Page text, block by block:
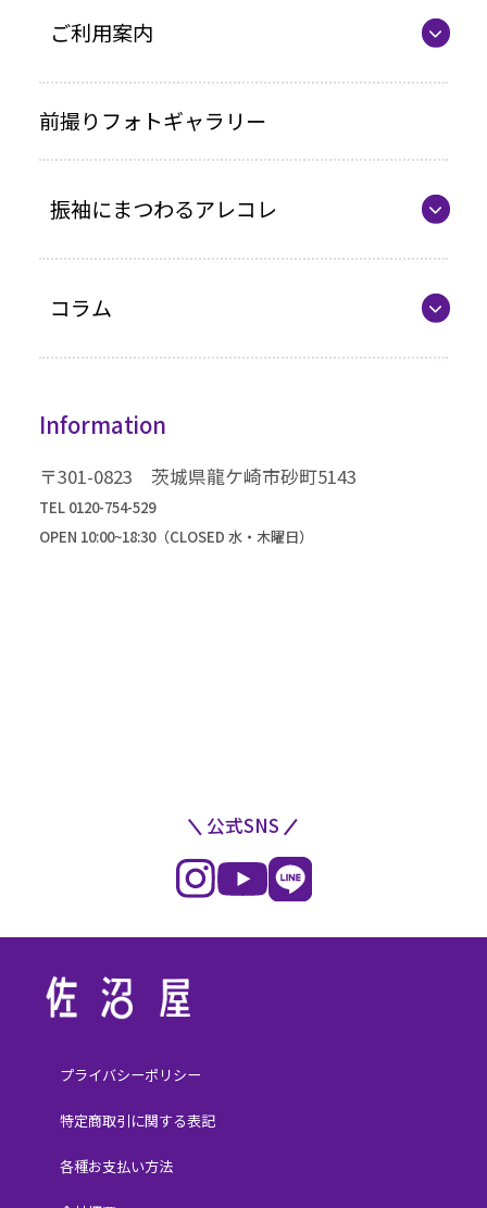
ママ振プラン
ご利用案内
各種お支払い方法
車いすをご利用の方へ
企業情報
前撮りフォトギャラリー
振袖にまつわるアレコレ
コラム
成人式までの流れ
Information
〒301-0823 茨城県龍ケ崎市砂町5143
TEL 0120-754-529
OPEN 10:00~18:30（CLOSED 水・木曜日）
公式SNS
プライバシーポリシー
特定商取引に関する表記
各種お支払い方法